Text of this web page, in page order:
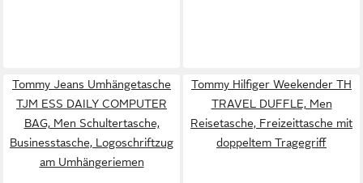
Tommy Jeans Umhängetasche
TJM ESS DAILY COMPUTER
BAG, Men Schultertasche,
Businesstasche, Logoschriftzug
am Umhängeriemen
Tommy Hilfiger Weekender TH
TRAVEL DUFFLE, Men
Reisetasche, Freizeittasche mit
doppeltem Tragegriff